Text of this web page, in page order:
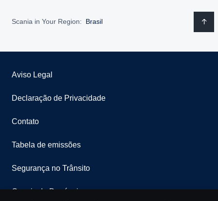
Scania in Your Region: Brasil
Aviso Legal
Declaração de Privacidade
Contato
Tabela de emissões
Segurança no Trânsito
Canais de Denúncia